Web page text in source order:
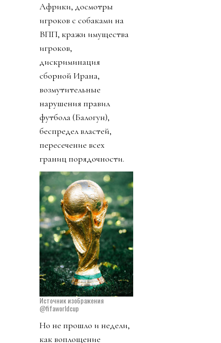
Африки, досмотры
игроков с собаками на
ВПП, кражи имущества
игроков,
дискриминация
сборной Ирана,
возмутительные
нарушения правил
футбола (Балогун),
беспредел властей,
пересечение всех
границ порядочности.
Источник изображения
@fifaworldcup
Но не прошло и недели,
как воплощение